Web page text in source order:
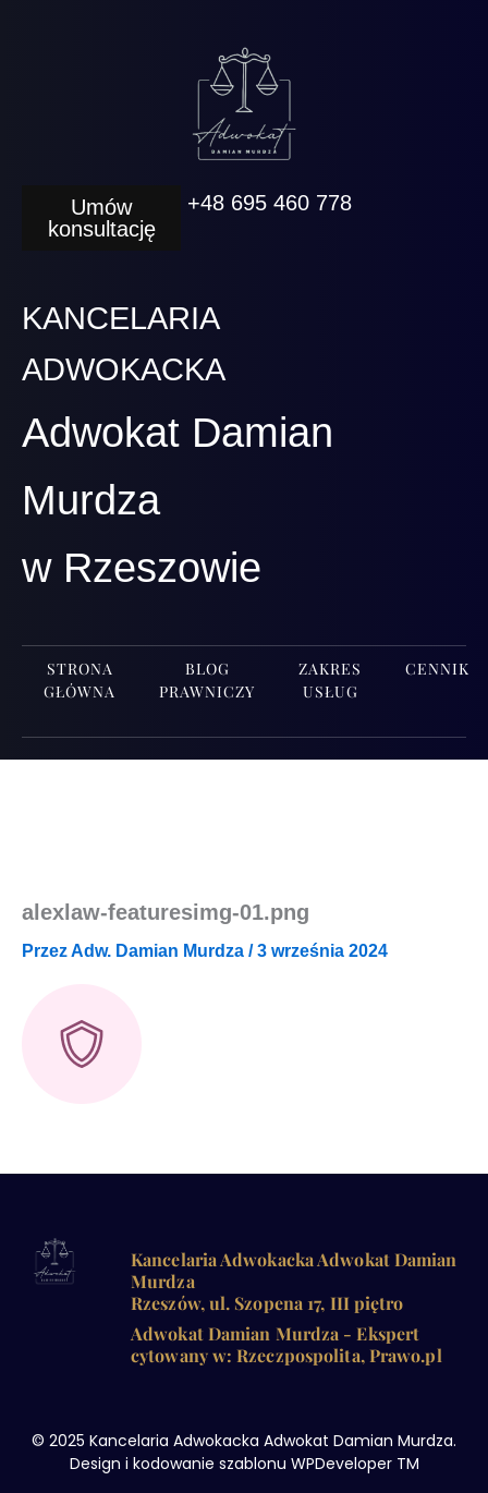
Umów
konsultację
+48 695 460 778
KANCELARIA
ADWOKACKA
Adwokat Damian
Murdza
w Rzeszowie
STRONA
GŁÓWNA
BLOG
PRAWNICZY
ZAKRES
USŁUG
CENNIK
alexlaw-featuresimg-01.png
PrzezAdw. Damian Murdza /3 września 2024
Kancelaria Adwokacka Adwokat Damian
Murdza
Rzeszów, ul. Szopena 17, III piętro
Adwokat Damian Murdza - Ekspert
cytowany w: Rzeczpospolita, Prawo.pl
© 2025 Kancelaria Adwokacka Adwokat Damian Murdza.
Design i kodowanie szablonu WPDeveloper TM